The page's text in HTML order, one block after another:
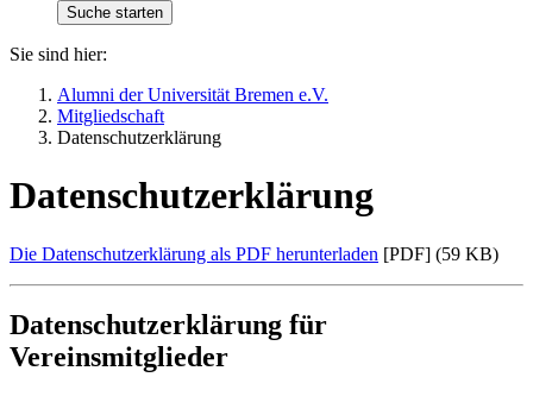
Sie sind hier:
Alumni der Universität Bremen e.V.
Mitgliedschaft
Datenschutzerklärung
Datenschutzerklärung
Die Datenschutzerklärung als PDF herunterladen [PDF] (59 KB)
Datenschutzerklärung für
Vereinsmitglieder